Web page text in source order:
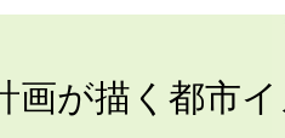
画が描く都市イ